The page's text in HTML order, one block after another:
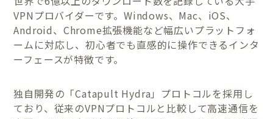
VPNプロバイダーです。Windows、Mac、iOS、
Android、Chrome拡張機能など幅広いプラットフォ
ームに対応し、初心者でも直感的に操作できるインタ
ーフェースが特徴です。
独自開発の「Catapult Hydra」プロトコルを採用し
ており、従来のVPNプロトコルと比較して高速通信を